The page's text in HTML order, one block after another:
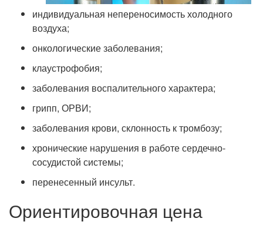
индивидуальная непереносимость холодного
воздуха;
онкологические заболевания;
клаустрофобия;
заболевания воспалительного характера;
грипп, ОРВИ;
заболевания крови, склонность к тромбозу;
хронические нарушения в работе сердечно-
сосудистой системы;
перенесенный инсульт.
Ориентировочная цена